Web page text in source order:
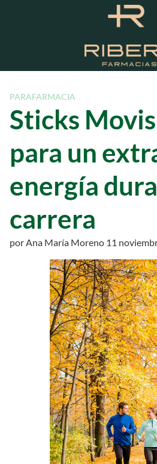
PARAFARMACIA
Sticks
para un
energía
carrera
porAna María Moreno 11